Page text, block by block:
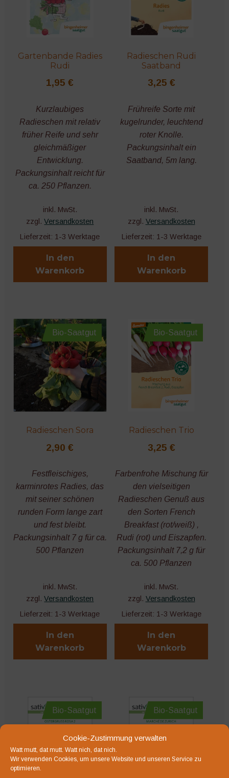
Cookie-Zustimmung verwalten
Watt mutt, dat mutt. Watt nich, dat nich.
Wir verwenden Cookies, um unsere Website und unseren Service zu
optimieren.
Gartenbande Radies
Rudi
1,95€
Kurzlaubiges
Radieschen mit relativ
früher Reife und sehr
gleichmäßiger
Entwicklung.
Packungsinhalt reicht für
ca. 250 Pflanzen.
inkl. MwSt.
zzgl.Versandkosten
Lieferzeit: 1-3 Werktage
In den
Warenkorb
Radieschen Rudi
Saatband
3,25 €
Frühreife Sorte mit
kugelrunder, leuchtend
roter Knolle.
Packungsinhalt ein
Saatband, 5m lang.
inkl. MwSt.
zzgl. Versandkosten
Lieferzeit: 1-3 Werktage
In den
Warenkorb
Bio-Saatgut
Radieschen Sora
2,90€
Festfleischiges,
karminrotes Radies, das
mit seiner schönen
runden Form lange zart
und fest bleibt.
Packungsinhalt 7 g für ca.
500 Pflanzen
inkl. MwSt.
zzgl.Versandkosten
Lieferzeit: 1-3 Werktage
In den
Warenkorb
Bio-Saatgut
Radieschen Trio
3,25 €
Farbenfrohe Mischung für
den vielseitigen
Radieschen Genuß aus
den Sorten French
Breakfast (rot/weiß) ,
Rudi (rot) und Eiszapfen.
Packungsinhalt 7,2 g für
ca. 500 Pflanzen
inkl. MwSt.
zzgl. Versandkosten
Lieferzeit: 1-3 Werktage
In den
Warenkorb
Bio-Saatgut Bio-Saatgut